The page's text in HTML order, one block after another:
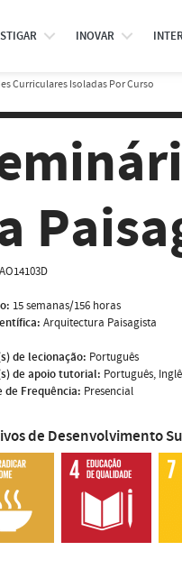
INOVAR
Curriculares Isoladas Por Curso
15 semanas/156 horas
Arquitectura Paisagista
de lecionação: Português
de apoio tutorial: Português,
de Frequência: Presencial
de Desenvolvimento